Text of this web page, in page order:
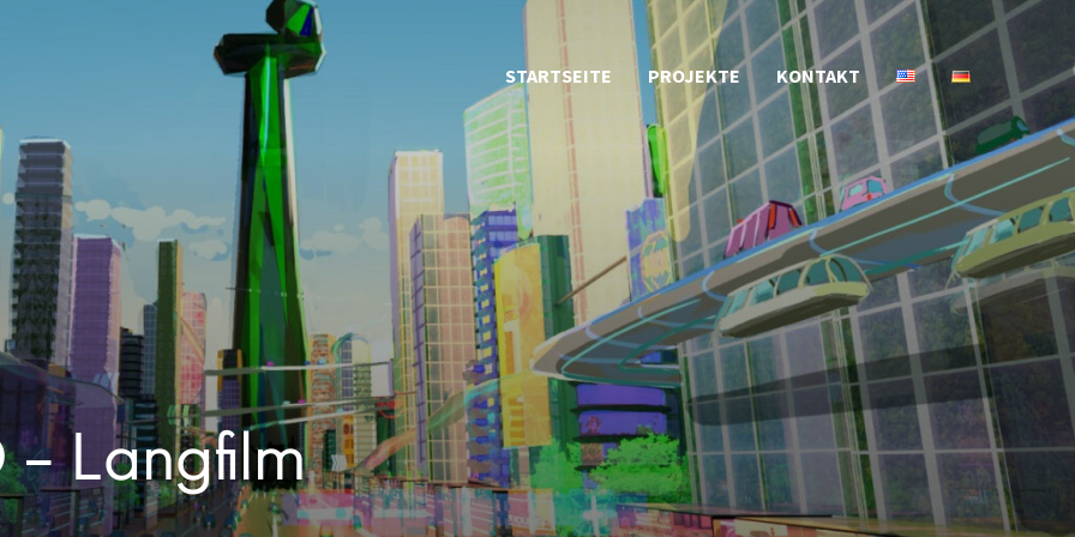
STARTSEITE PROJEKTE KONTAKT
– Langfilm